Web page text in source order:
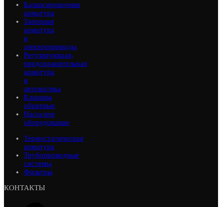
Балансировочная
арматура
Запорная
арматура
и
электроприводы
Регулирующая,
предохранительная
арматура
и
автоматика
Клапаны
обратные
Насосное
оборудование
Термостатическая
арматура
Трубопроводные
системы
Фильтры
КОНТАКТЫ